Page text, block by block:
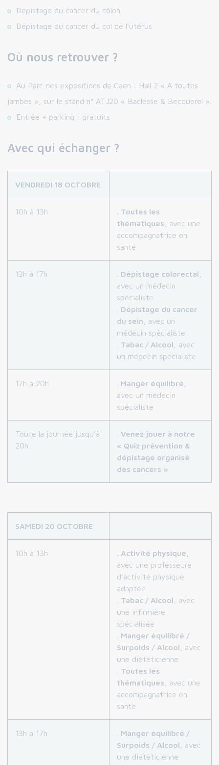
Dépistage du cancer du côlon
Dépistage du cancer du col de l’utérus
Où nous retrouver ?
Au Parc des expositions de Caen : Hall 2 « A toutes
jambes », sur le stand n° ATJ20 « Baclesse & Becquerel ».
Entrée + parking : gratuits
Avec qui échanger ?
VENDREDI 18 OCTOBRE
10h à 13h
. Toutes les
thématiques,
avec une
accompagnatrice en
santé
13h à 17h
Dépistage colorectal,
avec un médecin
spécialiste
Dépistage du cancer
du sein , avec un
médecin spécialiste
Tabac / Alcool , avec
un médecin spécialiste
17h à 20h Manger équilibré
avec un médecin
spécialiste
Toute la journée jusqu’à
20h
Venez jouer à notre
« Quiz prévention &
dépistage organisé
des cancers »
SAMEDI 20 OCTOBRE
10h à 13h
. Activité physique,
avec une professeure
d’activité physique
adaptée
Tabac / Alcool , avec
une infirmière
spécialisée
Manger équilibré /
Surpoids / Alcool,
avec
une diététicienne
Toutes les
thématiques , avec une
accompagnatrice en
santé
13h à 17h
Manger équilibré /
Surpoids / Alcool,
avec
une diététicienne